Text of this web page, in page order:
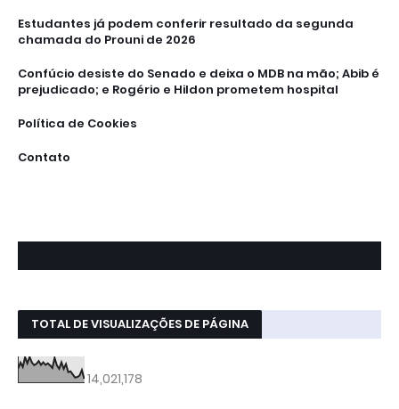
Estudantes já podem conferir resultado da segunda
chamada do Prouni de 2026
Confúcio desiste do Senado e deixa o MDB na mão; Abib é
prejudicado; e Rogério e Hildon prometem hospital
Política de Cookies
Contato
TOTAL DE VISUALIZAÇÕES DE PÁGINA
14,021,178